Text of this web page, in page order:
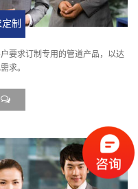
制
要求订制专用的管道产品，以达
求。